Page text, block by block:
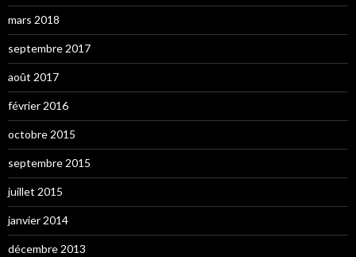
mars 2018
septembre 2017
août 2017
février 2016
octobre 2015
septembre 2015
juillet 2015
janvier 2014
décembre 2013